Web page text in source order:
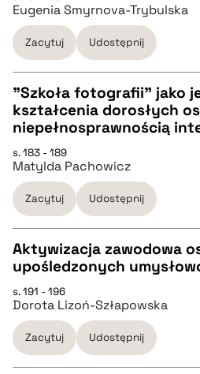
pobierz cytat
BIBTEX
pobierz cytat
Eugenia Smyrnova-Trybulska
Zacytuj Udostępnij
CZYSTY TEKST
pobierz cytat
BIBTEX
pobierz cytat
"Szkoła fotografii" jako
kształcenia dorosłych
niepełnosprawnością
s. 183 - 189
Matylda Pachowicz
Zacytuj Udostępnij
CZYSTY TEKST
pobierz cytat
Aktywizacja zawodowa
upośledzonych
s. 191 - 196
Dorota Lizoń-Szłapowska
Zacytuj Udostępnij